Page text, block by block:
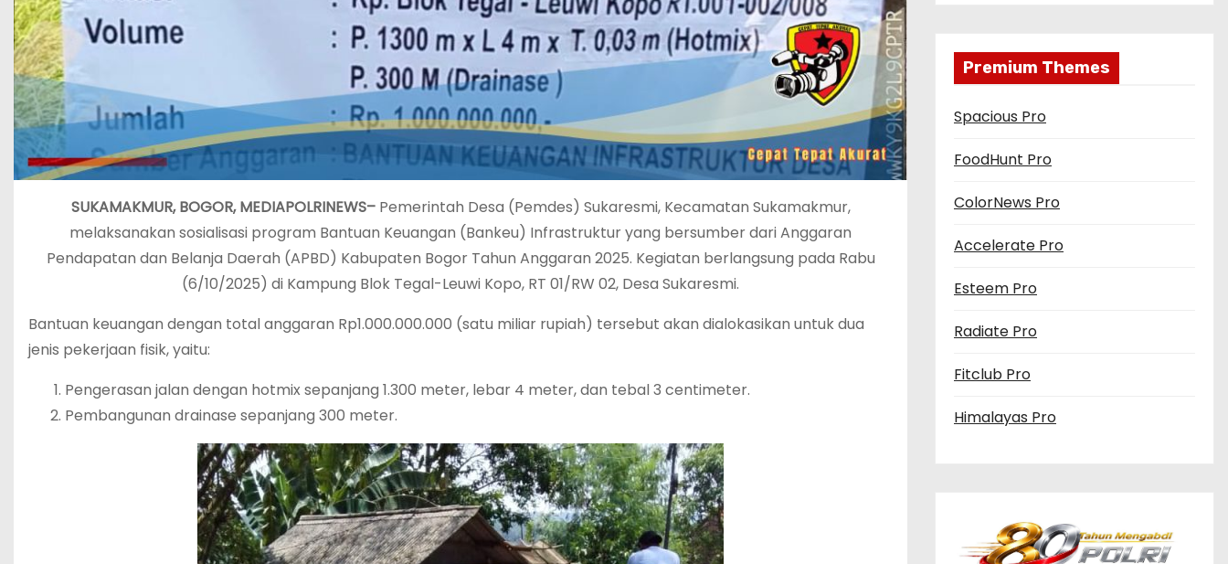
SUKAMAKMUR, BOGOR, MEDIAPOLRINEWS– Pemerintah Desa (Pemdes) Sukaresmi, Kecamatan Sukamakmur,
melaksanakan sosialisasi program Bantuan Keuangan (Bankeu) Infrastruktur yang bersumber dari Anggaran
Pendapatan dan Belanja Daerah (APBD) Kabupaten Bogor Tahun Anggaran 2025. Kegiatan berlangsung pada Rabu
(6/10/2025) di Kampung Blok Tegal-Leuwi Kopo, RT 01/RW 02, Desa Sukaresmi.
Bantuan keuangan dengan total anggaran Rp1.000.000.000 (satu miliar rupiah) tersebut akan dialokasikan untuk dua
jenis pekerjaan fisik, yaitu:
Pengerasan jalan dengan hotmix sepanjang 1.300 meter, lebar 4 meter, dan tebal 3 centimeter.
Pembangunan drainase sepanjang 300 meter.
Premium Themes
Spacious Pro
FoodHunt Pro
ColorNews Pro
Accelerate Pro
Esteem Pro
Radiate Pro
Fitclub Pro
Himalayas Pro